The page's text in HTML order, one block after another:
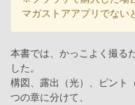
マガストアアプリでない
本書では、かっこよく撮る
した。
構図、露出（光）、ピント
つの章に分けて、